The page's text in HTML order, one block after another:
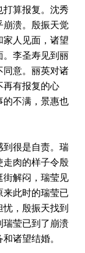
算报复。沈秀
崩溃。殷振天觉
家人见面，诸望
。李圣寿见到丽
同意。丽英对诸
再有报复的心
的不满，景惠也
很是自责。瑞
走肉的样子令殷
街解闷，瑞莹见
来此时的瑞莹已
，殷振天找到
瑞莹已到了崩溃
诸望结婚。